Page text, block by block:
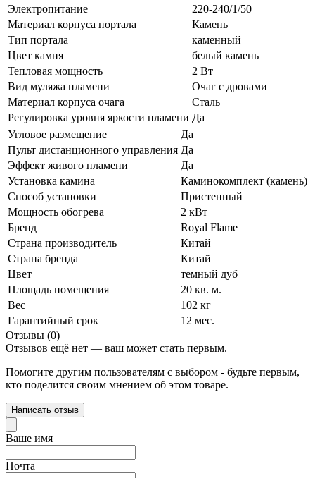
Электропитание
220-240/1/50
Материал корпуса портала
Камень
Тип портала
каменный
Цвет камня
белый камень
Тепловая мощность
2 Вт
Вид муляжа пламени
Очаг с дровами
Материал корпуса очага
Сталь
Регулировка уровня яркости пламени Да
Угловое размещение
Да
Пульт дистанционного управления Да
Эффект живого пламени
Да
Установка камина
Каминокомплект (камень)
Способ установки
Пристенный
Мощность обогрева
2 кВт
Бренд
Royal Flame
Страна производитель
Китай
Страна бренда
Китай
Цвет
темный дуб
Площадь помещения
20 кв. м.
Вес
102 кг
Гарантийный срок
12 мес.
Отзывы (0)
Отзывов ещё нет — ваш может стать первым.
Помогите другим пользователям с выбором - будьте первым,
кто поделится своим мнением об этом товаре.
Написать отзыв
Ваше имя
Почта